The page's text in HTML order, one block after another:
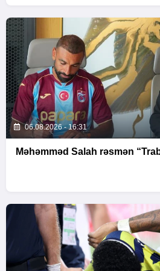
06.08.2026 - 16:31
Məhəmməd Salah rəsmən